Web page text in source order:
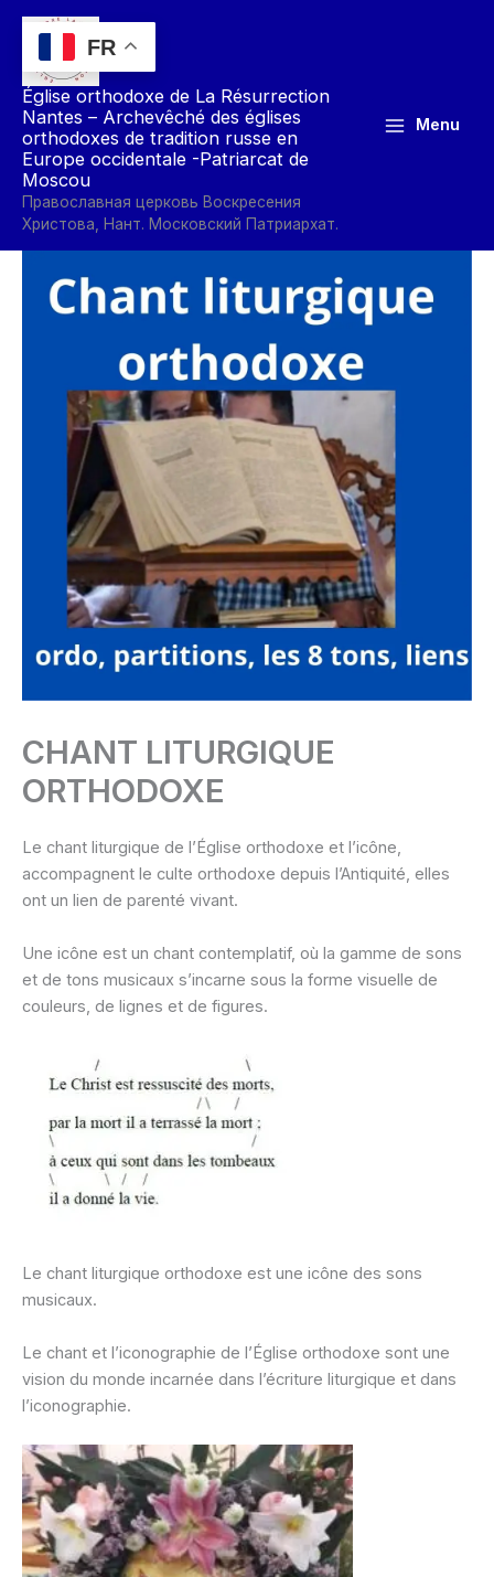
Aller
contenu
Église orthodoxe de La Résurrection
Nantes – Archevêché des églises
orthodoxes de tradition russe en
Europe occidentale -Patriarcat de
Moscou
Православная церковь Воскресения
Христова, Нант. Московский Патриархат.
Menu
CHANT LITURGIQUE
ORTHODOXE
Le chant liturgique de l’Église orthodoxe et l’icône,
accompagnent le culte orthodoxe depuis l’Antiquité, elles
ont un lien de parenté vivant.
Une icône est un chant contemplatif, où la gamme de sons
et de tons musicaux s’incarne sous la forme visuelle de
couleurs, de lignes et de figures.
Le chant liturgique orthodoxe est une icône des sons
musicaux.
Le chant et l’iconographie de l’Église orthodoxe sont une
vision du monde incarnée dans l’écriture liturgique et dans
l’iconographie.
FR